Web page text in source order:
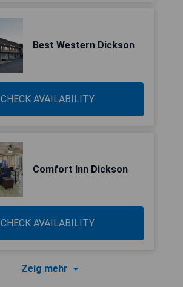
Best Western Dickson
CHECK AVAILABILITY
Comfort Inn Dickson
CHECK AVAILABILITY
Zeig mehr